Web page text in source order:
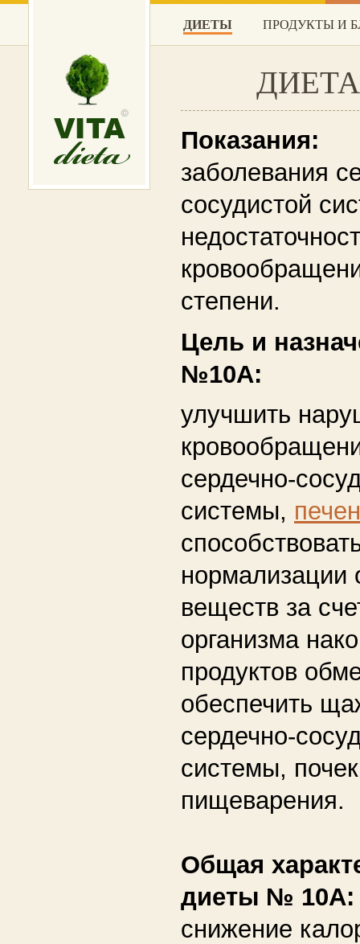
ДИЕТЫ ПРОДУКТЫ И
Показания:
заболевания
сосудистой
степени.
Цель и
№10А:
улучшить
сердечно-
системы,
нормализации
веществ за
организма
продуктов
обеспечить
сердечно-
системы,
пищеварения.
Общая
диеты № 10А:
снижение